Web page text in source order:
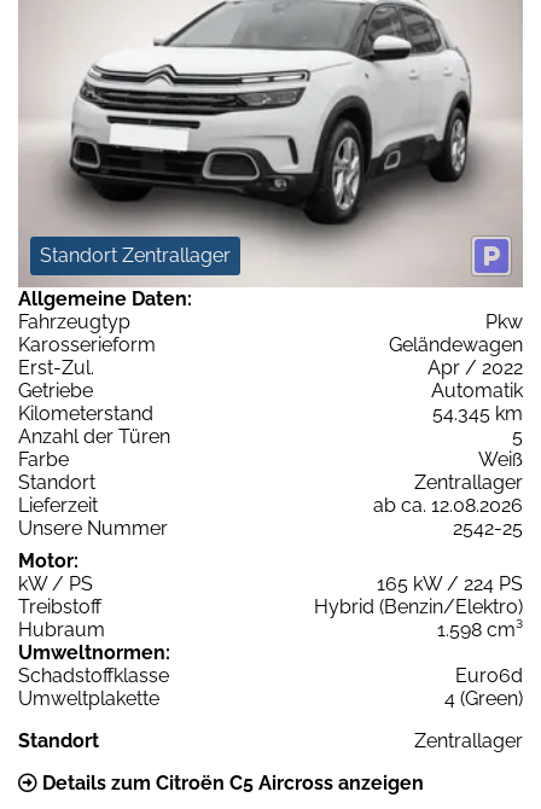
Standort Zentrallager
Allgemeine Daten:
Fahrzeugtyp
Pkw
Karosserieform
Geländewagen
Erst-Zul.
Apr / 2022
Getriebe
Automatik
Kilometerstand
54.345 km
Anzahl der Türen
5
Farbe
Weiß
Standort
Zentrallager
Lieferzeit
ab ca. 12.08.2026
Unsere Nummer
2542-25
Motor:
kW / PS
165 kW / 224 PS
Treibstoff
Hybrid (Benzin/Elektro)
Hubraum
1.598 cm³
Umweltnormen:
Schadstoffklasse
Euro6d
Umweltplakette
4 (Green)
Standort
Zentrallager
Details zum Citroën C5 Aircross anzeigen